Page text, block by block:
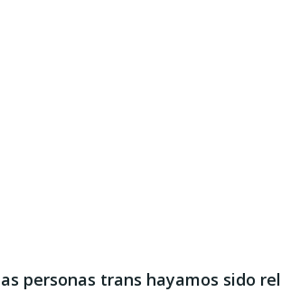
personas trans hayamos sido